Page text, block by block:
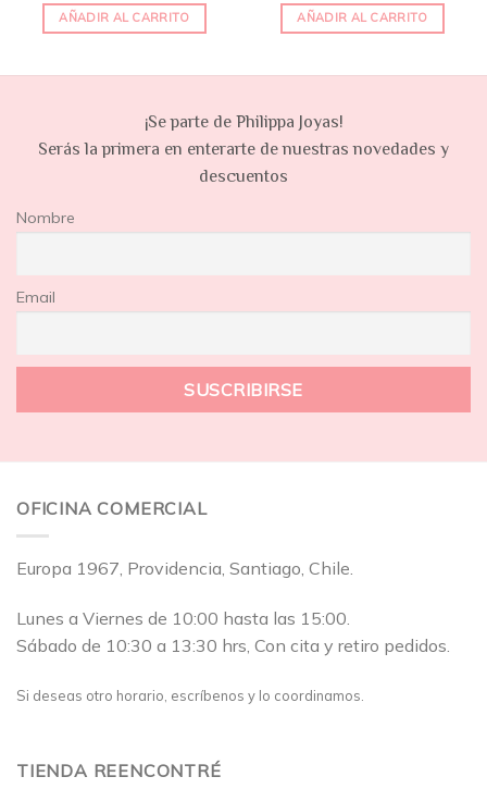
AÑADIR AL CARRITO AÑADIR AL CARRITO
¡Se parte de Philippa Joyas!
Serás la primera en enterarte de nuestras novedades y
descuentos
Nombre
Email
OFICINA COMERCIAL
Europa 1967, Providencia, Santiago, Chile.
Lunes a Viernes de 10:00 hasta las 15:00.
Sábado de 10:30 a 13:30 hrs, Con cita y retiro pedidos.
Si deseas otro horario, escríbenos y lo coordinamos.
TIENDA REENCONTRÉ